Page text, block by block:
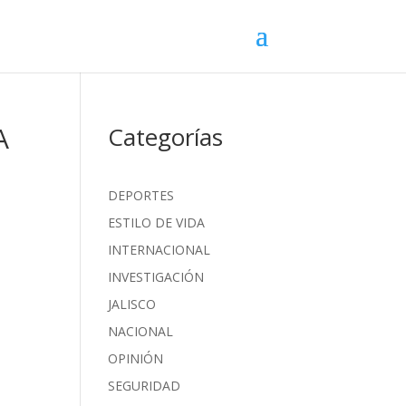
Categorías
DEPORTES
ESTILO DE VIDA
INTERNACIONAL
INVESTIGACIÓN
JALISCO
NACIONAL
OPINIÓN
SEGURIDAD